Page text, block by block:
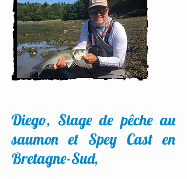
Diego, Stage de pêche au
saumon et Spey Cast en
Bretagne-Sud,